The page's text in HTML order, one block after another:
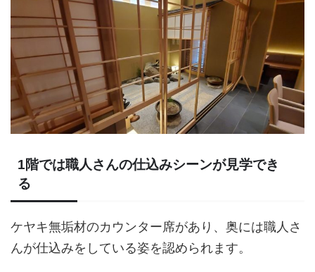
1階では職人さんの仕込みシーンが見学でき
る
ケヤキ無垢材のカウンター席があり、奥には職人さ
んが仕込みをしている姿を認められます。